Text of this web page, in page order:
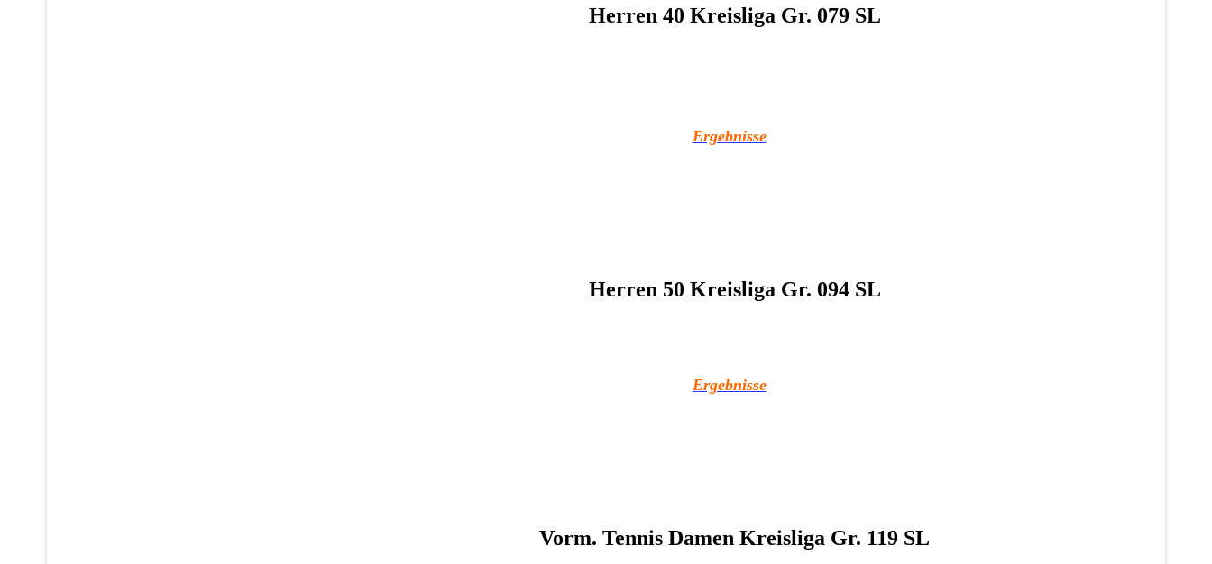
Herren 40 Kreisliga Gr. 079 SL
Ergebnisse
Herren 50 Kreisliga Gr. 094 SL
Ergebnisse
Vorm. Tennis Damen Kreisliga Gr. 119 SL